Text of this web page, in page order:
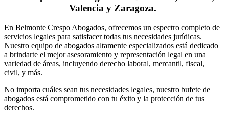
Valencia y Zaragoza.
En Belmonte Crespo Abogados, ofrecemos un espectro completo de
servicios legales para satisfacer todas tus necesidades jurídicas.
Nuestro equipo de abogados altamente especializados está dedicado
a brindarte el mejor asesoramiento y representación legal en una
variedad de áreas, incluyendo derecho laboral, mercantil, fiscal,
civil, y más.
No importa cuáles sean tus necesidades legales, nuestro bufete de
abogados está comprometido con tu éxito y la protección de tus
derechos.